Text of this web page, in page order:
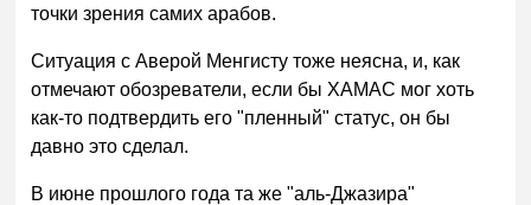
точки зрения самих арабов.
Ситуация с Аверой Менгисту тоже неясна, и, как
отмечают обозреватели, если бы ХАМАС мог хоть
как-то подтвердить его "пленный" статус, он бы
давно это сделал.
В июне прошлого года та же "аль-Джазира"